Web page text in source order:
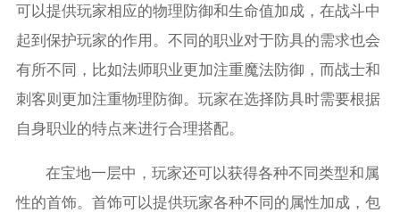
可以提供玩家相应的物理防御和生命值加成，在战斗中
起到保护玩家的作用。不同的职业对于防具的需求也会
有所不同，比如法师职业更加注重魔法防御，而战士和
刺客则更加注重物理防御。玩家在选择防具时需要根据
自身职业的特点来进行合理搭配。
在宝地一层中，玩家还可以获得各种不同类型和属
性的首饰。首饰可以提供玩家各种不同的属性加成，包